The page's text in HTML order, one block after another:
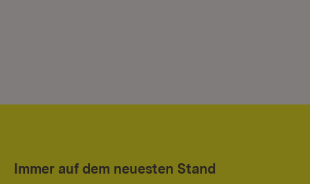
Immer auf dem neuesten Stand